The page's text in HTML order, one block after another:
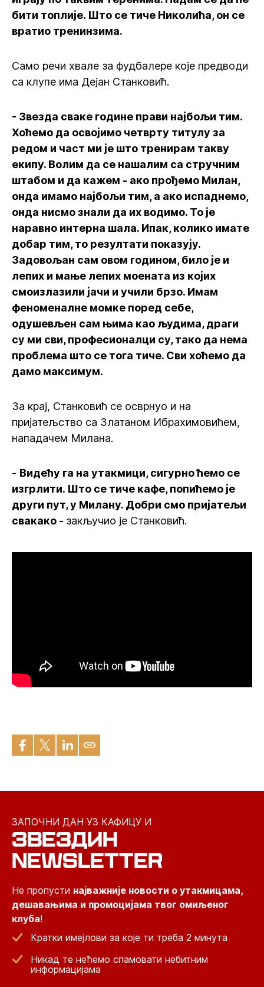
бити топлије. Што се тиче Николића, он се
вратио тренинзима.
Само речи хвале за фудбалере које предводи
са клупе има Дејан Станковић.
- Звезда сваке године прави најбољи тим.
Хоћемо да освојимо четврту титулу за
редом и част ми је што тренирам такву
екипу. Волим да се нашалим са стручним
штабом и да кажем - ако прођемо Милан,
онда имамо најбољи тим, а ако испаднемо,
онда нисмо знали да их водимо. То је
наравно интерна шала. Ипак, колико имате
добар тим, то резултати показују.
Задовољан сам овом годином, било је и
лепих и мање лепих моената из којих
смоизлазили јачи и учили брзо. Имам
феноменалне момке поред себе,
одушевљен сам њима као људима, драги
су ми сви, професионалци су, тако да нема
проблема што се тога тиче. Сви хоћемо да
дамо максимум.
За крај, Станковић се осврнуо и на
пријатељство са Златаном Ибрахимовићем,
нападачем Милана.
- Видећу га на утакмици, сигурно ћемо се
изгрлити. Што се тиче кафе, попићемо је
други пут, у Милану. Добри смо пријатељи
свакако - закључио је Станковић.
ЗАПОЧНИ ДАН УЗ КАФИЦУ И
ЗВЕЗДИН
NEWSLETTER
Не пропусти најважније новости о утакмицама,
дешавањима и промоцијама твог омиљеног
клуба!
Кратки имејлови за које ти треба 2 минута
Никад те нећемо спамовати небитним
информацијама